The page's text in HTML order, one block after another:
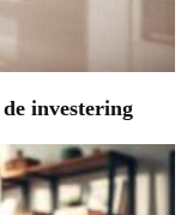
investering